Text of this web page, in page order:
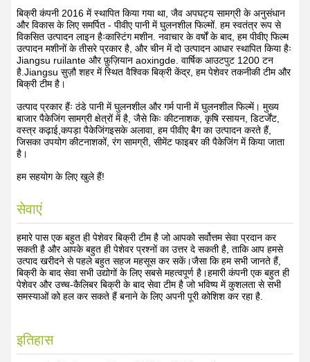
बिक्री कंपनी 2016 में स्थापित किया गया था, जैव अपघट्य सामग्री के अनुसंधान
और विकास के लिए समर्पित - पीवीए पानी में घुलनशील फिल्मों. हम स्वतंत्र रूप से
विकसित उत्पादन लाइन हैःकास्टिंग मशीन. नवाचार के वर्षों के बाद, हम पीवीए फिल्म
उत्पादन मशीनों के तीसरे प्रकार है, और चीन में दो उत्पादन आधार स्थापित किया हैः
Jiangsu ruilante और फ़ुज़ियान aoxingde. वार्षिक आउटपुट 1200 टन
है.Jiangsu सुज़ौ शहर में स्थित वैश्विक बिक्री केंद्र, हम पेशेवर तकनीकी टीम और
बिक्री टीम है।
उत्पाद प्रकार हैंः ठंडे पानी में घुलनशील और गर्म पानी में घुलनशील फिल्में। मुख्य
बाजार पैकेजिंग सामग्री क्षेत्रों में है, जैसे किः कीटनाशक, कृषि रसायन, डिटर्जेंट,
वस्त्र कढ़ाई,कपड़ा पैकेजिंगइसके अलावा, हम पीवीए बैग का उत्पादन करते हैं,
जिसका उपयोग कीटनाशकों, रंग सामग्री, सीमेंट फाइबर की पैकेजिंग में किया जाता
है।
हम सहयोग के लिए खुले हैं!
सेवाएं
हमारे पास एक बहुत ही पेशेवर बिक्री टीम है जो आपको सर्वोत्तम सेवा प्रदान कर
सकती है और आपके बहुत ही पेशेवर प्रश्नों का उत्तर दे सकती है, ताकि आप हमसे
उत्पाद खरीदने से पहले बहुत सहज महसूस कर सकें।जैसा कि हम सभी जानते हैं,
बिक्री के बाद सेवा सभी उद्योगों के लिए सबसे महत्वपूर्ण है।हमारी कंपनी एक बहुत ही
पेशेवर और उच्च-कैलिबर बिक्री के बाद सेवा टीम है जो भविष्य में कुशलता से सभी
समस्याओं को हल कर सकते हैं बनाने के लिए अपनी पूरी कोशिश कर रहा है.
इतिहास